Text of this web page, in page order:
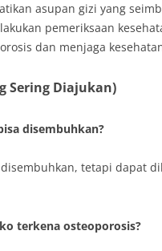
asupan gizi yang
pemeriksaan
dan menjaga
Sering Diajukan)
disembuhkan?
tetapi dapat
terkena osteoporosis?